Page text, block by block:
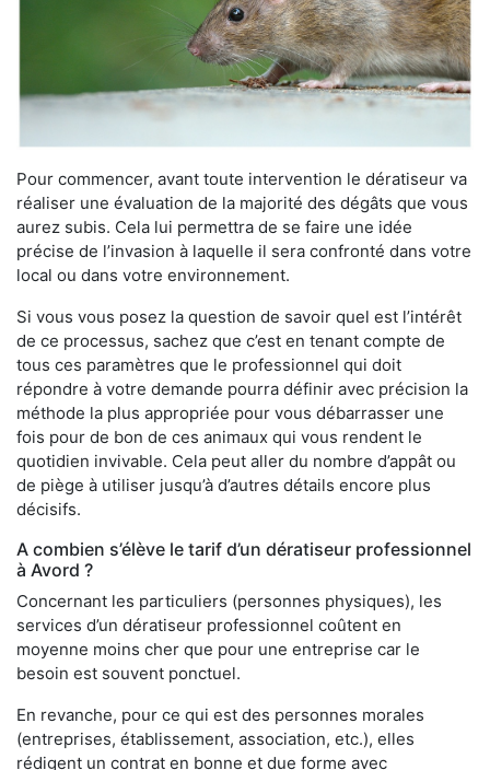
Pour commencer, avant toute intervention le dératiseur va
réaliser une évaluation de la majorité des dégâts que vous
aurez subis. Cela lui permettra de se faire une idée
précise de l’invasion à laquelle il sera confronté dans votre
local ou dans votre environnement.
Si vous vous posez la question de savoir quel est l’intérêt
de ce processus, sachez que c’est en tenant compte de
tous ces paramètres que le professionnel qui doit
répondre à votre demande pourra définir avec précision la
méthode la plus appropriée pour vous débarrasser une
fois pour de bon de ces animaux qui vous rendent le
quotidien invivable. Cela peut aller du nombre d’appât ou
de piège à utiliser jusqu’à d’autres détails encore plus
décisifs.
A combien s’élève le tarif d’un dératiseur professionnel
à Avord ?
Concernant les particuliers (personnes physiques), les
services d’un dératiseur professionnel coûtent en
moyenne moins cher que pour une entreprise car le
besoin est souvent ponctuel.
En revanche, pour ce qui est des personnes morales
(entreprises, établissement, association, etc.), elles
rédigent un contrat en bonne et due forme avec